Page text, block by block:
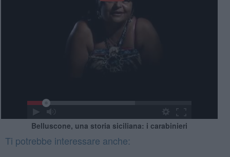
Belluscone, una storia siciliana: i carabinieri
Ti potrebbe interessare anche: